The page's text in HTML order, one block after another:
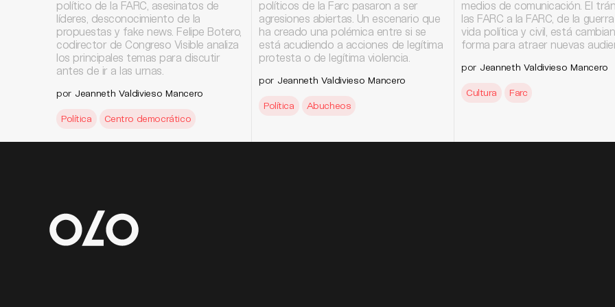
político de la FARC, asesinatos de
líderes, desconocimiento de la
propuestas y fake news. Felipe Botero,
codirector de Congreso Visible analiza
los principales temas para discutir
antes de ir a las urnas.
por Jeanneth Valdivieso Mancero
Política Centro democrático
políticos de la Farc pasaron a ser
agresiones abiertas. Un escenario que
ha creado una polémica entre si se
está acudiendo a acciones de legítima
protesta o de legítima violencia.
por Jeanneth Valdivieso Mancero
Política Abucheos
medios de comunicación. El
las FARC a la FARC, de la
vida política y civil, está
forma para atraer nuevas
por Jeanneth Valdivieso Mancero
Cultura Farc